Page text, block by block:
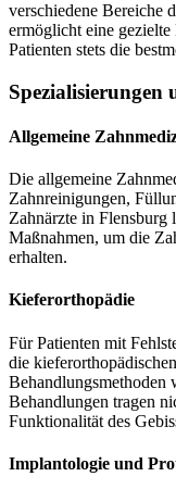
verschiedene Bereiche
ermöglicht eine
Patienten stets die
Spezialisierungen
Allgemeine
Die allgemeine
Zahnreinigungen,
Zahnärzte in Flensburg
Maßnahmen, um die
erhalten.
Kieferorthopädie
Für Patienten mit
die
Behandlungsmethoden
Behandlungen tragen
Funktionalität des
Implantologie und